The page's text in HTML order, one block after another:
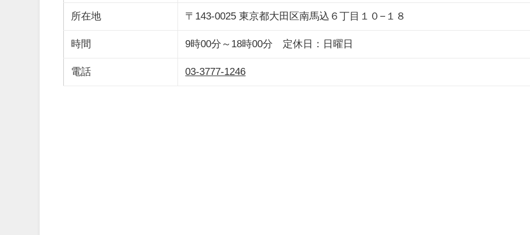
所在地 〒143-0025 東京都大田区南馬込６丁目１０−１８
時間 9時00分～18時00分 定休日：日曜日
電話 03-3777-1246